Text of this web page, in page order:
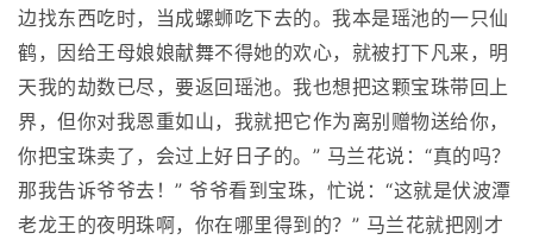
边找东西吃时，当成螺蛳吃下去的。我本是瑶池的一只仙
鹤，因给王母娘娘献舞不得她的欢心，就被打下凡来，明
天我的劫数已尽，要返回瑶池。我也想把这颗宝珠带回上
界，但你对我恩重如山，我就把它作为离别赠物送给你，
你把宝珠卖了，会过上好日子的。” 马兰花说：“真的吗？
那我告诉爷爷去！” 爷爷看到宝珠，忙说：“这就是伏波潭
老龙王的夜明珠啊，你在哪里得到的？” 马兰花就把刚才